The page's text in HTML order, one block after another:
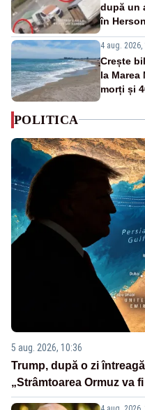
după un
în
4 aug. 2026,
Crește
la Marea
morți și
POLITICA
5 aug. 2026, 10:36
Trump, după o zi
„Strâmtoarea Ormuz va